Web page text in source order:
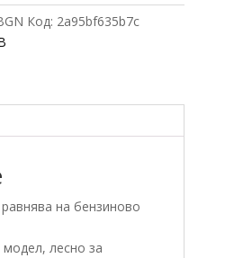
Код: 2a95bf635b7c
на бензиново
лесно за